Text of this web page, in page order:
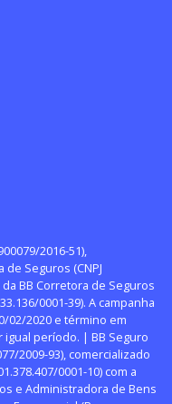
2016-51),
Seguros (CNPJ
BB Corretora de Seguros
0001-39). A campanha
02/2020 e término em
período. | BB Seguro
2009-93), comercializado
0001-10) com a
e Administradora de Bens